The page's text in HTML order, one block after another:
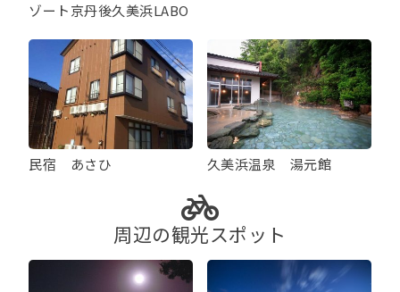
ゾート京丹後久美浜LABO
民宿 あさひ 久美浜温泉 湯元館
周辺の観光スポット